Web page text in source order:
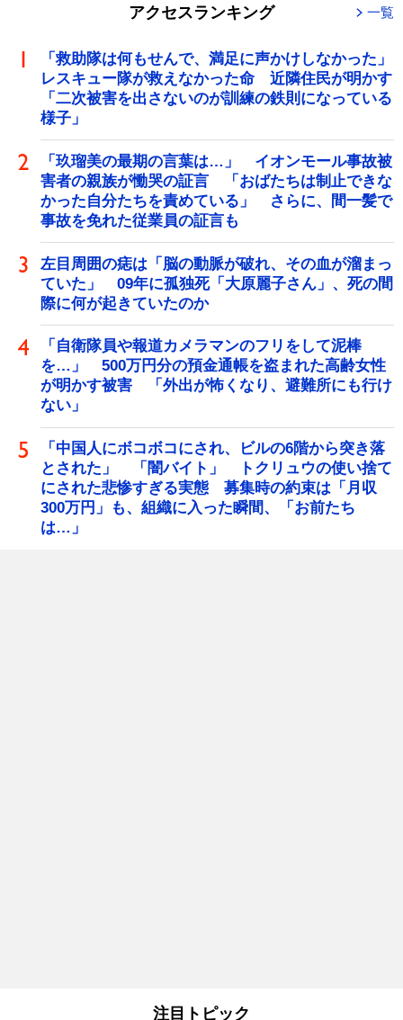
アクセスランキング 一覧
「救助隊は何もせんで、満足に声かけしなかった」
レスキュー隊が救えなかった命 近隣住民が明かす
「二次被害を出さないのが訓練の鉄則になっている
様子」
「玖瑠美の最期の言葉は…」 イオンモール事故被
害者の親族が慟哭の証言 「おばたちは制止できな
かった自分たちを責めている」 さらに、間一髪で
事故を免れた従業員の証言も
左目周囲の痣は「脳の動脈が破れ、その血が溜まっ
ていた」 09年に孤独死「大原麗子さん」、死の間
際に何が起きていたのか
「自衛隊員や報道カメラマンのフリをして泥棒
を…」 500万円分の預金通帳を盗まれた高齢女性
が明かす被害 「外出が怖くなり、避難所にも行け
ない」
「中国人にボコボコにされ、ビルの6階から突き落
とされた」 「闇バイト」 トクリュウの使い捨て
にされた悲惨すぎる実態 募集時の約束は「月収
300万円」も、組織に入った瞬間、「お前たち
は…」
注目トピック